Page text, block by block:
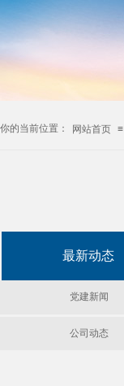
你的当前位置： 网站首页 ≡
最新动态
党建新闻
公司动态